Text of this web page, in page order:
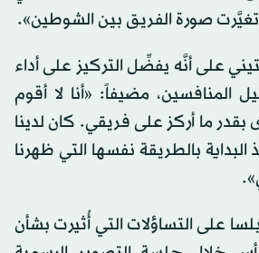
تغيَّرت صورة الفريق بين الشوطين».
على أنَّه يفضِّل التركيز على أداء
المنافسين، مضيفاً: «أنا لا أقوم
بقدر ما أركز على فريقي. كان لدينا
بالطريقة نفسها التي ظهرنا
على التساؤلات التي أُثيرت بشأن